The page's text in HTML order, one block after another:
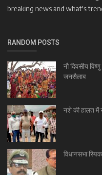
breaking news and what's
RANDOM POSTS
नौ दिवसीय
जनसैलाब
नशे की हालत में
विधानसभा